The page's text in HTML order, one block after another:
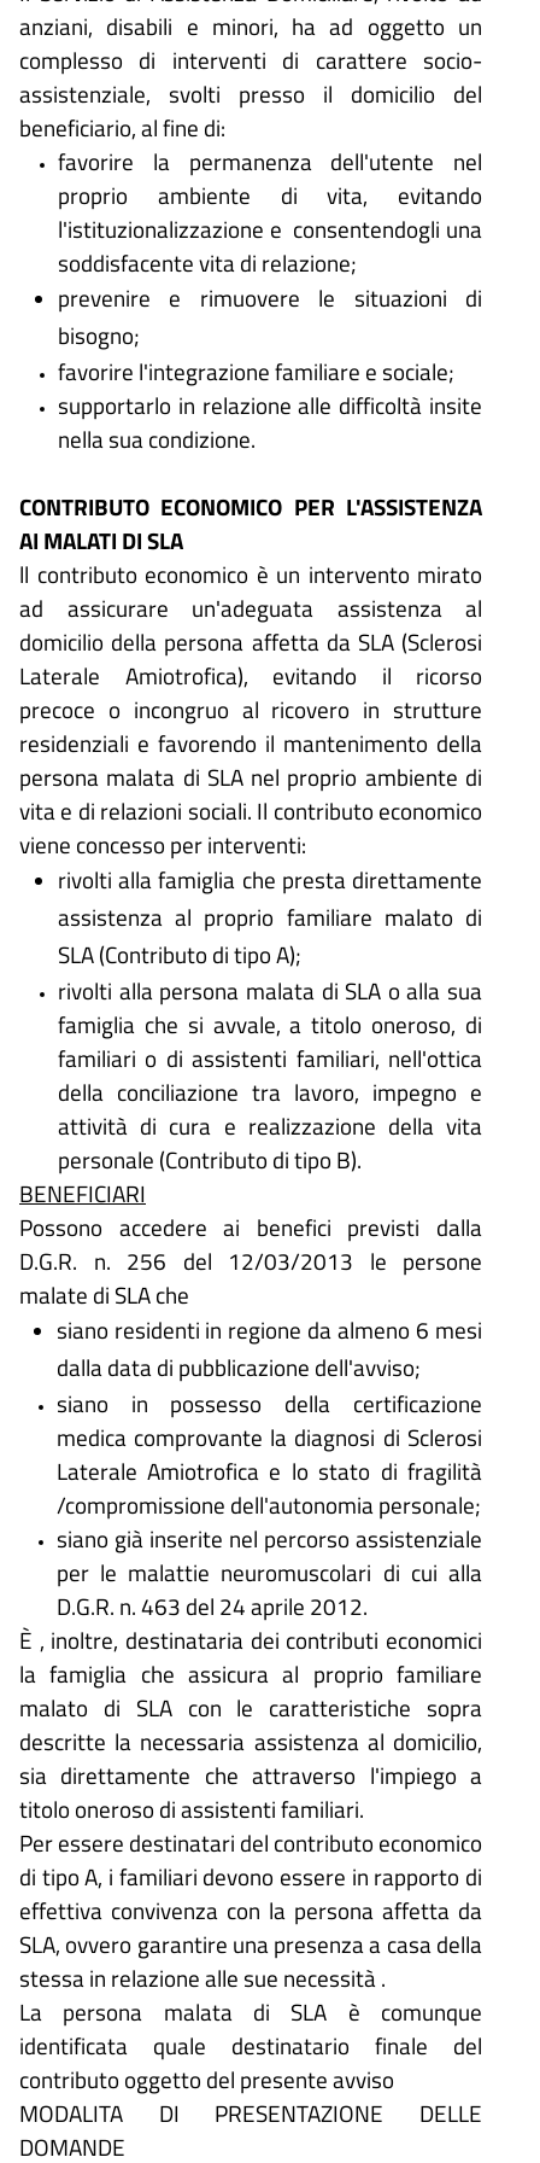
anziani, disabili e minori, ha ad oggetto un
complesso di interventi di carattere socio-
assistenziale, svolti presso il domicilio del
beneficiario, al fine di:
favorire la permanenza dell'utente nel
proprio ambiente di vita, evitando
l'istituzionalizzazione e consentendogli una
soddisfacente vita di relazione;
prevenire e rimuovere le situazioni di
bisogno;
favorire l'integrazione familiare e sociale;
supportarlo in relazione alle difficoltà insite
nella sua condizione.
CONTRIBUTO ECONOMICO PER L'ASSISTENZA
AI MALATI DI SLA
ll contributo economico è un intervento mirato
ad assicurare un'adeguata assistenza al
domicilio della persona affetta da SLA (Sclerosi
Laterale Amiotrofica), evitando il ricorso
precoce o incongruo al ricovero in strutture
residenziali e favorendo il mantenimento della
persona malata di SLA nel proprio ambiente di
vita e di relazioni sociali. Il contributo economico
viene concesso per interventi:
rivolti alla famiglia che presta direttamente
assistenza al proprio familiare malato di
SLA (Contributo di tipo A);
rivolti alla persona malata di SLA o alla sua
famiglia che si avvale, a titolo oneroso, di
familiari o di assistenti familiari, nell'ottica
della conciliazione tra lavoro, impegno e
attività di cura e realizzazione della vita
personale (Contributo di tipo B).
BENEFICIARI
Possono accedere ai benefici previsti dalla
D.G.R. n. 256 del 12/03/2013 le persone
malate di SLA che
siano residenti in regione da almeno 6 mesi
dalla data di pubblicazione dell'avviso;
siano in possesso della certificazione
medica comprovante la diagnosi di Sclerosi
Laterale Amiotrofica e lo stato di fragilità
/compromissione dell'autonomia personale;
siano già inserite nel percorso assistenziale
per le malattie neuromuscolari di cui alla
D.G.R. n. 463 del 24 aprile 2012.
È , inoltre, destinataria dei contributi economici
la famiglia che assicura al proprio familiare
malato di SLA con le caratteristiche sopra
descritte la necessaria assistenza al domicilio,
sia direttamente che attraverso l'impiego a
titolo oneroso di assistenti familiari.
Per essere destinatari del contributo economico
di tipo A, i familiari devono essere in rapporto di
effettiva convivenza con la persona affetta da
SLA, ovvero garantire una presenza a casa della
stessa in relazione alle sue necessità .
La persona malata di SLA è comunque
identificata quale destinatario finale del
contributo oggetto del presente avviso
MODALITA DI PRESENTAZIONE DELLE
DOMANDE